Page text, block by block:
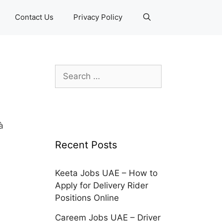
Contact Us Privacy Policy
Search
for:
Recent Posts
Keeta Jobs UAE – How to
Apply for Delivery Rider
Positions Online
Careem Jobs UAE – Driver